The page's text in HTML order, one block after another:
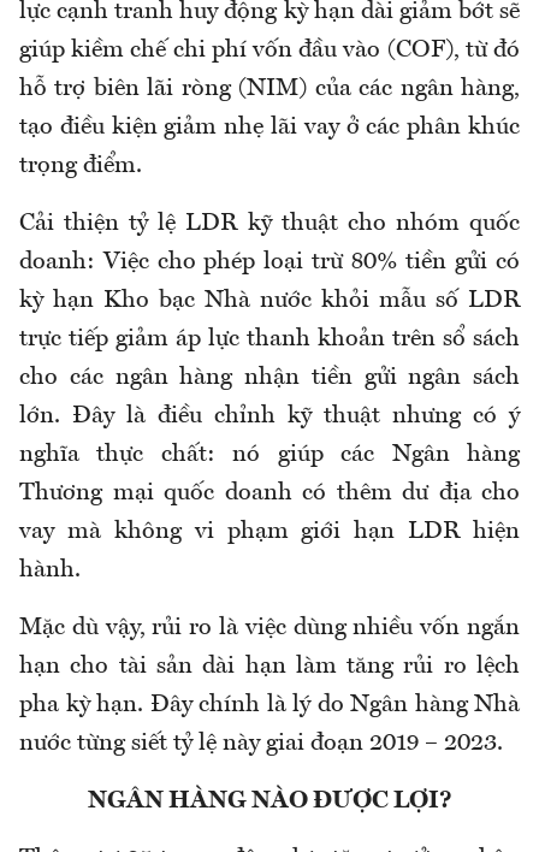
lực cạnh tranh huy động kỳ hạn dài giảm bớt sẽ
giúp kiềm chế chi phí vốn đầu vào (COF), từ đó
hỗ trợ biên lãi ròng (NIM) của các ngân hàng,
tạo điều kiện giảm nhẹ lãi vay ở các phân khúc
trọng điểm.
Cải thiện tỷ lệ LDR kỹ thuật cho nhóm quốc
doanh: Việc cho phép loại trừ 80% tiền gửi có
kỳ hạn Kho bạc Nhà nước khỏi mẫu số LDR
trực tiếp giảm áp lực thanh khoản trên sổ sách
cho các ngân hàng nhận tiền gửi ngân sách
lớn. Đây là điều chỉnh kỹ thuật nhưng có ý
nghĩa thực chất: nó giúp các Ngân hàng
Thương mại quốc doanh có thêm dư địa cho
vay mà không vi phạm giới hạn LDR hiện
hành.
Mặc dù vậy, rủi ro là việc dùng nhiều vốn ngắn
hạn cho tài sản dài hạn làm tăng rủi ro lệch
pha kỳ hạn. Đây chính là lý do Ngân hàng Nhà
nước từng siết tỷ lệ này giai đoạn 2019 – 2023.
NGÂN HÀNG NÀO ĐƯỢC LỢI?